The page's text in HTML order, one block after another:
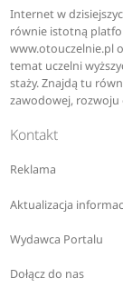
Internet w
równie istotną
www.otouczelnie.pl
temat uczelni
staży. Znajdą tu
zawodowej, rozwoju
Kontakt
Reklama
Aktualizacja
Wydawca Portalu
Dołącz do nas